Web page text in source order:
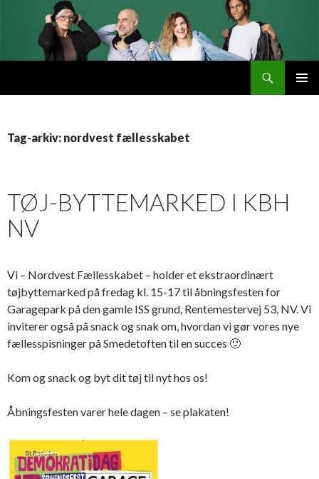
Tag-arkiv: nordvest fællesskabet
TØJ-BYTTEMARKED I KBH
NV
Vi – Nordvest Fællesskabet – holder et ekstraordinært
tøjbyttemarked på fredag kl. 15-17 til åbningsfesten for
Garagepark på den gamle ISS grund, Rentemestervej 53, NV. Vi
inviterer også på snack og snak om, hvordan vi gør vores nye
fællesspisninger på Smedetoften til en succes 🙂
Kom og snack og byt dit tøj til nyt hos os!
Åbningsfesten varer hele dagen – se plakaten!